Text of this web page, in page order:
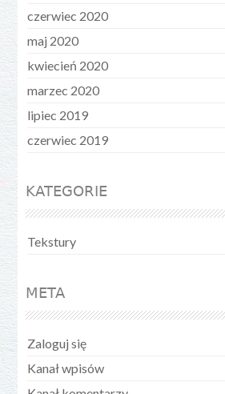
czerwiec 2020
maj 2020
kwiecień 2020
marzec 2020
lipiec 2019
czerwiec 2019
KATEGORIE
Tekstury
META
Zaloguj się
Kanał wpisów